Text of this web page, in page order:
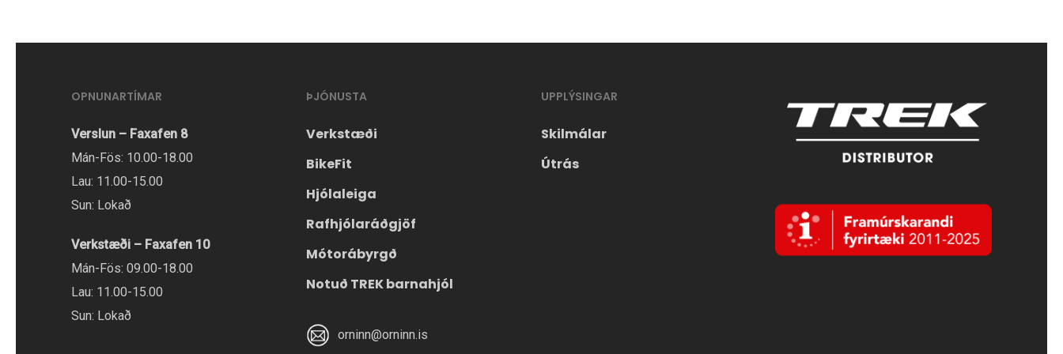
OPNUNARTÍMAR
Verslun – Faxafen 8
Mán-Fös: 10.00-18.00
Lau: 11.00-15.00
Sun: Lokað
Verkstæði – Faxafen 10
Mán-Fös: 09.00-18.00
Lau: 11.00-15.00
Sun: Lokað
ÞJÓNUSTA
Verkstæði
BikeFit
Hjólaleiga
Rafhjólaráðgjöf
Mótorábyrgð
Notuð TREK barnahjól
orninn@orninn.is
UPPLÝSINGAR
Skilmálar
Útrás